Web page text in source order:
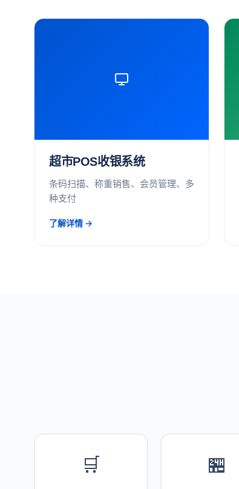
超市POS收银系统
条码扫描、称重销售、会员管理、多
种支付
了解详情 →
🛒 🏪